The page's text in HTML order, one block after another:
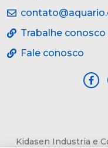
Trabalhe conosco
Fale conosco
Kidasen Industria e